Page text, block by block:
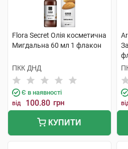
Flora Secret Олія косметична
Мигдальна 60 мл 1 флакон
ПКК ДНД
Є в наявності
від 100.80 грн
КУПИТИ